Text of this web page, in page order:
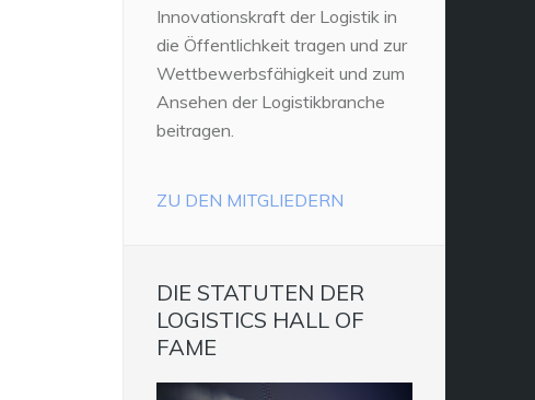
Innovationskraft der Logistik in
die Öffentlichkeit tragen und zur
Wettbewerbsfähigkeit und zum
Ansehen der Logistikbranche
beitragen.
ZU DEN MITGLIEDERN
DIE STATUTEN DER
LOGISTICS HALL OF
FAME